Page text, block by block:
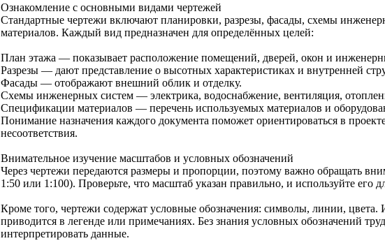
Ознакомление с основными видами чертежей
Стандартные чертежи включают планировки, разрезы, фасады, схемы
материалов. Каждый вид предназначен для определённых целей:
План этажа — показывает расположение помещений, дверей, окон и
Разрезы — дают представление о высотных характеристиках и внутренней
Фасады — отображают внешний облик и отделку.
Схемы инженерных систем — электрика, водоснабжение, вентиляция,
Спецификации материалов — перечень используемых материалов и
Понимание назначения каждого документа поможет ориентироваться в
несоответствия.
Внимательное изучение масштабов и условных обозначений
Через чертежи передаются размеры и пропорции, поэтому важно обращать
1:50 или 1:100). Проверьте, что масштаб указан правильно, и используйте его
Кроме того, чертежи содержат условные обозначения: символы, линии,
приводится в легенде или примечаниях. Без знания условных обозначений
интерпретировать данные.